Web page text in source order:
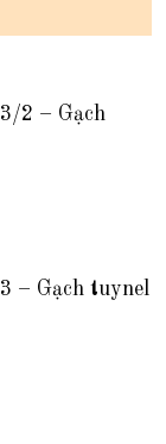
2 – Gạch
– Gạch tuynel